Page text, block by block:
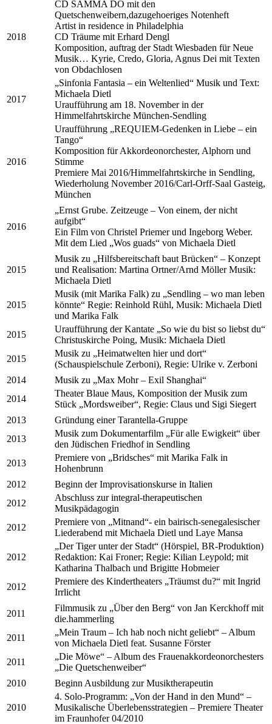
2018
CD SAMMA DO mit den
Quetschenweibern,dazugehoeriges Notenheft
Artist in residence in Philadelphia
CD Träume mit Erhard Dengl
Komposition, auftrag der Stadt Wiesbaden für Neue
Musik… Kyrie, Credo, Gloria, Agnus Dei mit Texten
von Obdachlosen
2017
„Sinfonia Fantasia – ein Weltenlied“ Musik und Text:
Michaela Dietl
Uraufführung am 18. November in der
Himmelfahrtskirche München-Sendling
2016
Uraufführung „REQUIEM-Gedenken in Liebe – ein
Tango“
Komposition für Akkordeonorchester, Alphorn und
Stimme
Premiere Mai 2016/Himmelfahrtskirche in Sendling,
Wiederholung November 2016/Carl-Orff-Saal Gasteig,
München
2016
„Ernst Grube. Zeitzeuge – Von einem, der nicht
aufgibt“
Ein Film von Christel Priemer und Ingeborg Weber.
Mit dem Lied „Wos guads“ von Michaela Dietl
2015
Musik zu „Hilfsbereitschaft baut Brücken“ – Konzept
und Realisation: Martina Ortner/Arnd Möller Musik:
Michaela Dietl
2015
Musik (mit Marika Falk) zu „Sendling – wo man leben
könnte“ Regie: Reinhold Rühl, Musik: Michaela Dietl
und Marika Falk
2015
Uraufführung der Kantate „So wie du bist so liebst du“
Christuskirche Poing, Musik: Michaela Dietl
2015
Musik zu „Heimatwelten hier und dort“
(Schauspielschule Zerboni), Regie: Ulrike v. Zerboni
2014
Musik zu „Max Mohr – Exil Shanghai“
2014
Theater Blaue Maus, Komposition der Musik zum
Stück „Mordsweiber“, Regie: Claus und Sigi Siegert
2013
Gründung einer Tarantella-Gruppe
2013
Musik zum Dokumentarfilm „Für alle Ewigkeit“ über
den Jüdischen Friedhof in Sendling
2013
Premiere von „Bridsches“ mit Marika Falk in
Hohenbrunn
2012
Beginn der Improvisationskurse in Italien
2012
Abschluss zur integral-therapeutischen
Musikpädagogin
2012
Premiere von „Mitnand“- ein bairisch-senegalesischer
Liederabend mit Michaela Dietl und Laye Mansa
2012
„Der Tiger unter der Stadt“ (Hörspiel, BR-Produktion)
Redaktion: Kai Froner; Regie: Kilian Leypold; mit
Katharina Thalbach und Brigitte Hobmeier
2012
Premiere des Kindertheaters „Träumst du?“ mit Ingrid
Irrlicht
2011
Filmmusik zu „Über den Berg“ von Jan Kerckhoff mit
die.hammerling
2011
„Mein Traum – Ich hab noch nicht geliebt“ – Album
von Michaela Dietl feat. Susanne Förster
2011
„Die Möwe“ – Album des Frauenakkordeonorchesters
„Die Quetschenweiber“
2010
Beginn Ausbildung zur Musiktherapeutin
2010
4. Solo-Programm: „Von der Hand in den Mund“ –
Musikalische Überlebensstrategien – Premiere Theater
im Fraunhofer 04/2010